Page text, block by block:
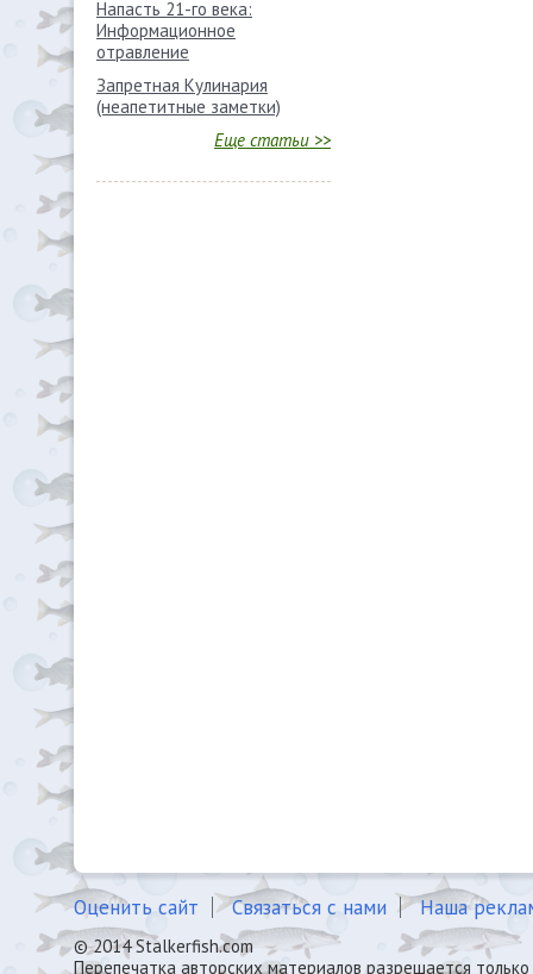
Напасть 21-го века:
Информационное
отравление
Запретная Кулинария
(неапетитные заметки)
Еще статьи >>
Оценить сайт Связаться с нами Наша
© 2014 Stalkerfish.com
Перепечатка авторских материалов разрешается